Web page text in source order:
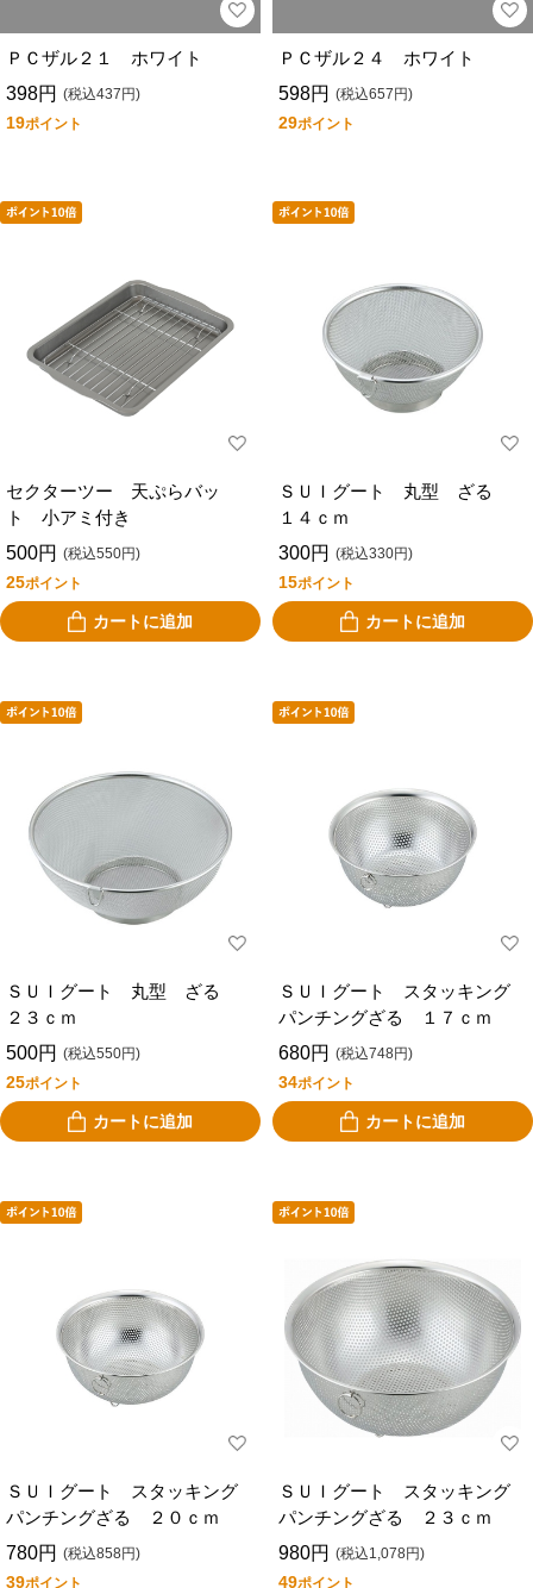
ＰＣザル２１ ホワイト
398円 (税込437円)
19ポイント
ＰＣザル２４ ホワイト
598円 (税込657円)
29ポイント
セクターツー 天ぷらバッ
ト 小アミ付き
500円 (税込550円)
25ポイント
カートに追加
ＳＵＩグート 丸型 ざる
１４ｃｍ
300円 (税込330円)
15ポイント
カートに追加
ＳＵＩグート 丸型 ざる
２３ｃｍ
500円 (税込550円)
25ポイント
カートに追加
ＳＵＩグート スタッキング
パンチングざる １７ｃｍ
680円 (税込748円)
34ポイント
カートに追加
ＳＵＩグート スタッキング
パンチングざる ２０ｃｍ
780円 (税込858円)
39ポイント
ＳＵＩグート スタッキング
パンチングざる ２３ｃｍ
980円 (税込1,078円)
49ポイント